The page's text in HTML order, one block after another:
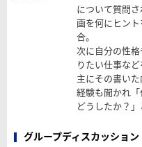
について質問
画を何にヒン
合。
次に自分の性
りたい仕事な
主にその書い
経験も聞かれ
どうしたか？
グループディスカッショ